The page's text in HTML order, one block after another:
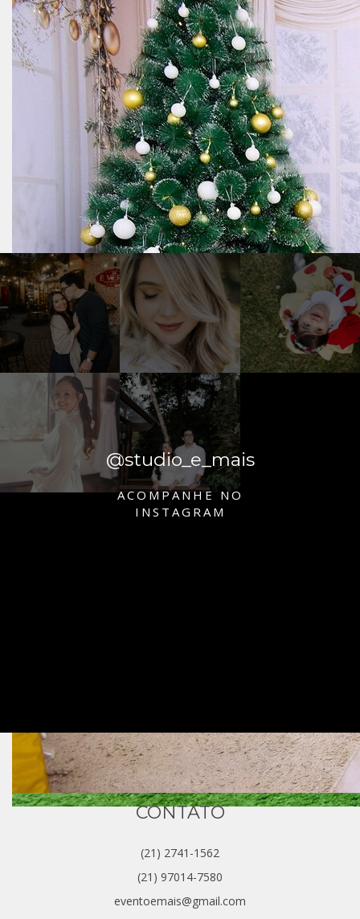
@studio_e_mais
ACOMPANHE NO
INSTAGRAM
CONTATO
(21) 2741-1562
(21) 97014-7580
eventoemais@gmail.com